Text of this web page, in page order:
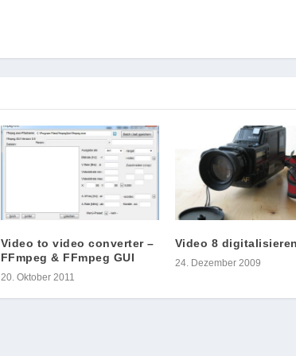
Video to video converter –
FFmpeg & FFmpeg GUI
20. Oktober 2011
Video 8
24. Dezember 2009